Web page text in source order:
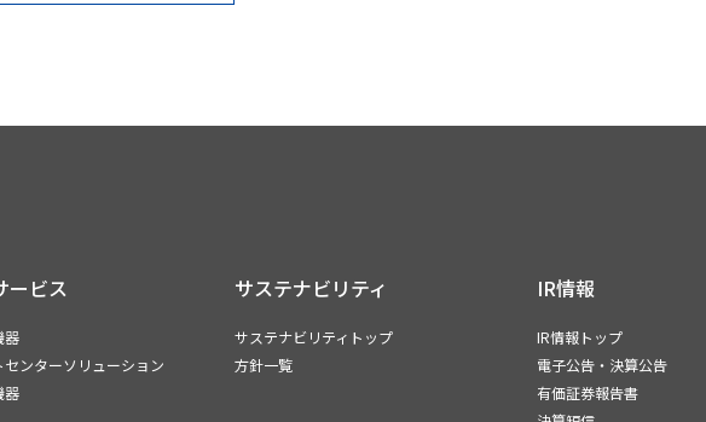
ービス
器
センターソリューション
器
サステナビリティ
サステナビリティトップ
方針一覧
IR情報
IR情報トップ
電子公告・決算公告
有価証券報告書